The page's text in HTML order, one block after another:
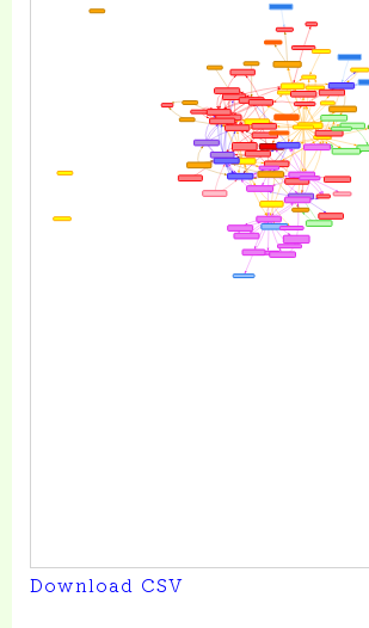
はじめに資産運用を学ぼう
Download CSV